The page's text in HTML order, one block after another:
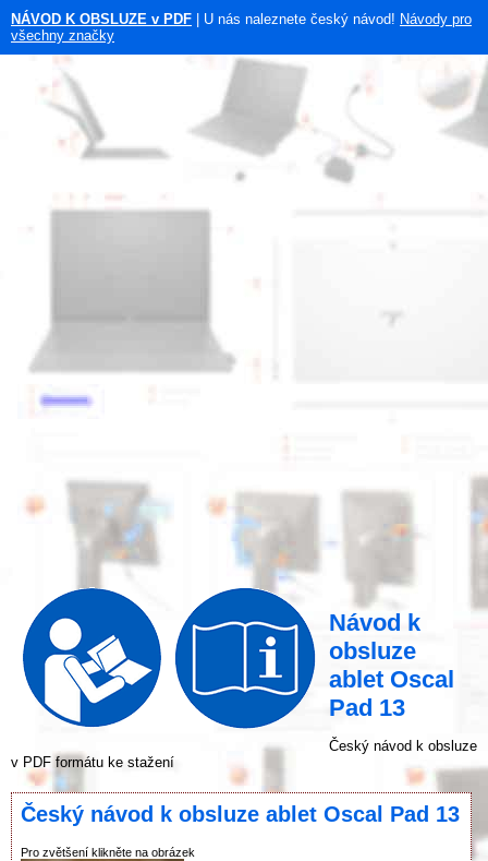
NÁVOD K OBSLUZE v PDF | U nás naleznete český návod! Návody pro
všechny značky
Návod k
obsluze
ablet Oscal
Pad 13
Český návod k obsluze
v PDF formátu ke stažení
Český návod k obsluze ablet Oscal Pad 13
Pro zvětšení klikněte na obrázek